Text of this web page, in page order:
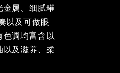
属、细腻璀
以及可做眼
调均富含以
及滋养、柔